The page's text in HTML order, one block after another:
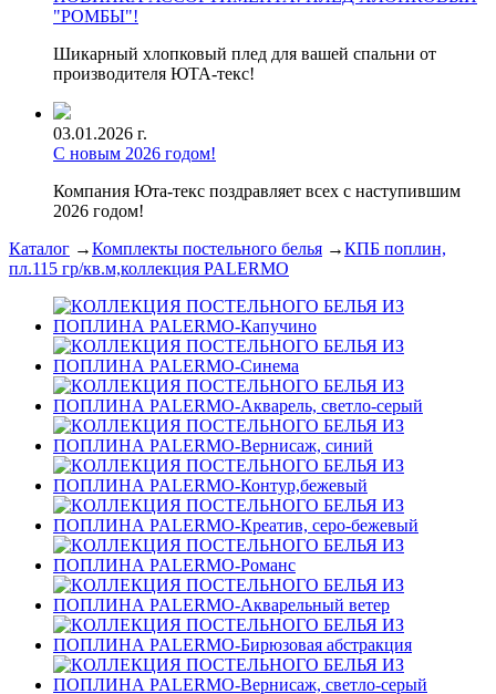
"РОМБЫ"!
Шикарный хлопковый плед для вашей спальни от
производителя ЮТА-текс!
03.01.2026 г.
С новым 2026 годом!
Компания Юта-текс поздравляет всех с наступившим
2026 годом!
Каталог →Комплекты постельного белья →КПБ поплин,
пл.115 гр/кв.м,коллекция PALERMO